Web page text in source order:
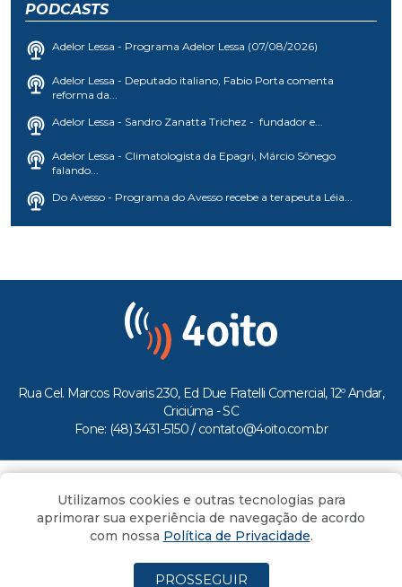
PODCASTS
Adelor Lessa - Programa Adelor Lessa (07/08/2026)
Adelor Lessa - Deputado italiano, Fabio Porta comenta
reforma da...
Adelor Lessa - Sandro Zanatta Trichez - fundador e...
Adelor Lessa - Climatologista da Epagri, Márcio Sônego
falando...
Do Avesso - Programa do Avesso recebe a terapeuta Léia...
Rua Cel. Marcos Rovaris 230, Ed Due Fratelli Comercial, 12º Andar,
Criciúma - SC
Fone: (48) 3431-5150 / contato@4oito.com.br
Todos os direitos reservados ao Portal 4oito
Utilizamos cookies e outras tecnologias para
aprimorar sua experiência de navegação de acordo
com nossa Política de Privacidade.
PROSSEGUIR